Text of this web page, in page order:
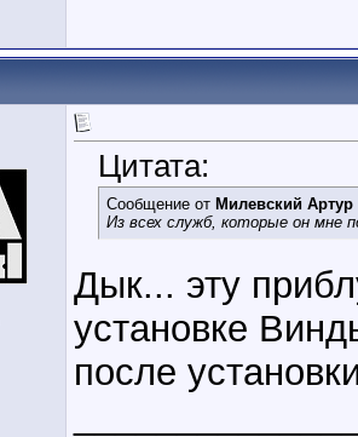
Цитата:
Сообщение от Милевский Артур
Из всех служб, которые он мне
Дык... эту
установке
после